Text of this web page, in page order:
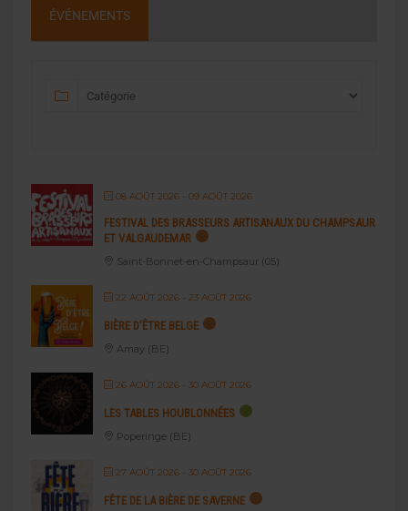
ÉVÉNEMENTS
08 AOÛT 2026- 09 AOÛT 2026
FESTIVAL DES BRASSEURS ARTISANAUX DU CHAMPSAUR
ET VALGAUDEMAR
Saint-Bonnet-en-Champsaur (05)
22 AOÛT 2026- 23 AOÛT 2026
BIÈRE D’ÊTRE BELGE
Amay (BE)
26 AOÛT 2026- 30 AOÛT 2026
LES TABLES HOUBLONNÉES
Poperinge (BE)
27 AOÛT 2026- 30 AOÛT 2026
FÊTE DE LA BIÈRE DE SAVERNE